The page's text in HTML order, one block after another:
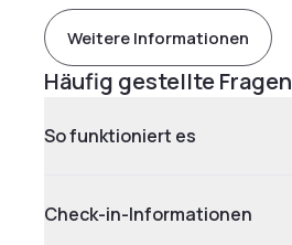
Weitere Informationen
Häufig gestellte Fragen
So funktioniert es
Check-in-Informationen